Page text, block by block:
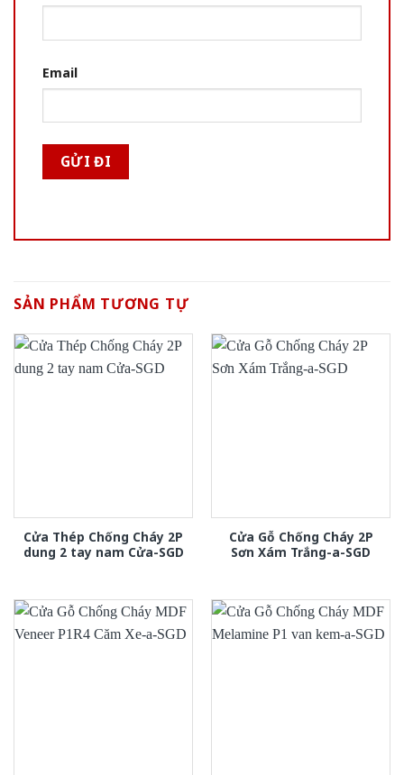
Email
SẢN PHẨM TƯƠNG TỰ
Cửa Thép Chống Cháy 2P
dung 2 tay nam Cửa-SGD
Cửa Gỗ Chống Cháy 2P
Sơn Xám Trắng-a-SGD